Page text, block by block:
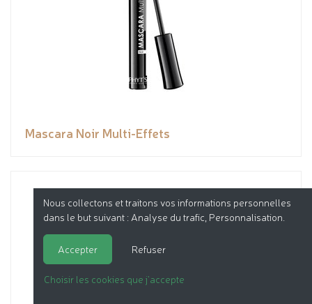
Mascara Noir Multi-Effets
Nous collectons et traitons vos informations personnelles
dans le but suivant : Analyse du trafic, Personnalisation
Accepter Refuser
Choisir les cookies que j'accepte